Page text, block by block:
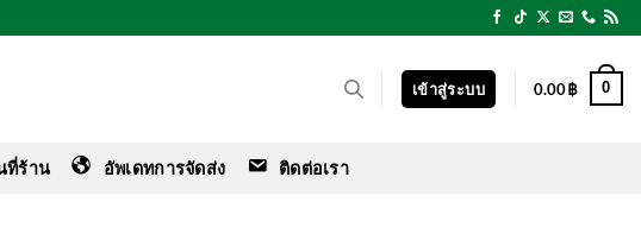
เข้าสู่ระบบ 0.00฿ 0
ที่ร้าน อัพเดทการจัดส่ง ติดต่อเรา